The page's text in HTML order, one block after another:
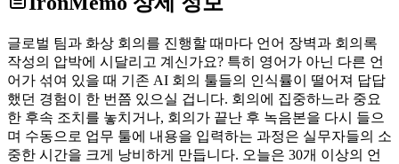
글로벌 팀과 화상 회의를 진행할 때마다 언어 장벽과 회의록
작성의 압박에 시달리고 계신가요? 특히 영어가 아닌 다른 언
어가 섞여 있을 때 기존 AI 회의 툴들의 인식률이 떨어져 답답
했던 경험이 한 번쯤 있으실 겁니다. 회의에 집중하느라 중요
한 후속 조치를 놓치거나, 회의가 끝난 후 녹음본을 다시 들으
며 수동으로 업무 툴에 내용을 입력하는 과정은 실무자들의 소
중한 시간을 크게 낭비하게 만듭니다. 오늘은 30개 이상의 언